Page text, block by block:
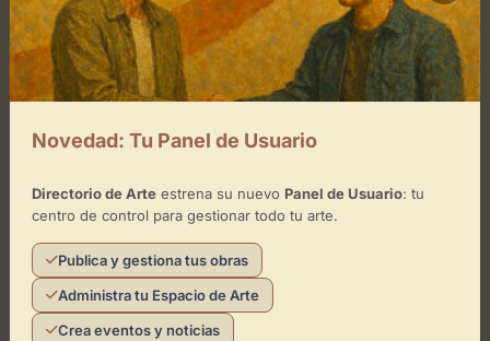
Sitio Web
www.grup-escola.com
Ubicación de Arimany Grup Escolà
Cómo llegar
+
−
Novedad: Tu Panel de Usuario
Directorio de Arteestrena su nuevo Panel de Usuario: tu
centro de control para gestionar todo tu arte.
Publica y gestiona tus obras
Administra tu Espacio de Arte
Crea eventos y noticias